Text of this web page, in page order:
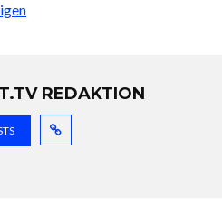
REDAKTION